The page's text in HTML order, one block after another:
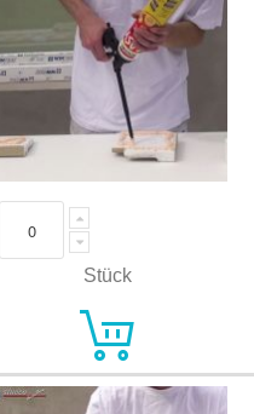
Stück